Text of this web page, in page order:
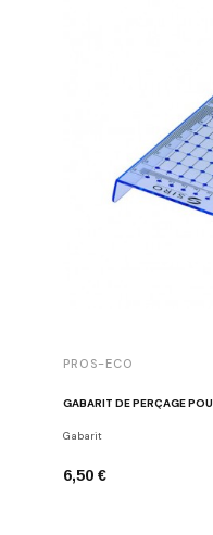
PROS-ECO
GABARIT DE PERÇAGE
Gabarit
6,50 €